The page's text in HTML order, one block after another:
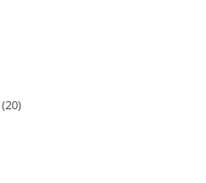
(20)